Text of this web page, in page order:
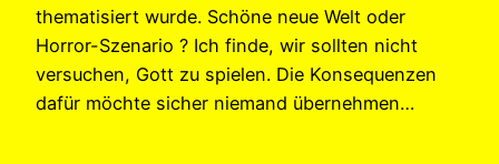
thematisiert wurde. Schöne neue Welt oder
Horror-Szenario ? Ich finde, wir sollten nicht
versuchen, Gott zu spielen. Die Konsequenzen
dafür möchte sicher niemand übernehmen…